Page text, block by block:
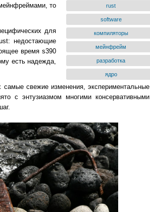
rust
software
компиляторы
мейнфрейм
разработка
ядро
то
для
недостающие
время s390
есть надежда,
свежие изменения, экспериментальные
с энтузиазмом многими консервативными